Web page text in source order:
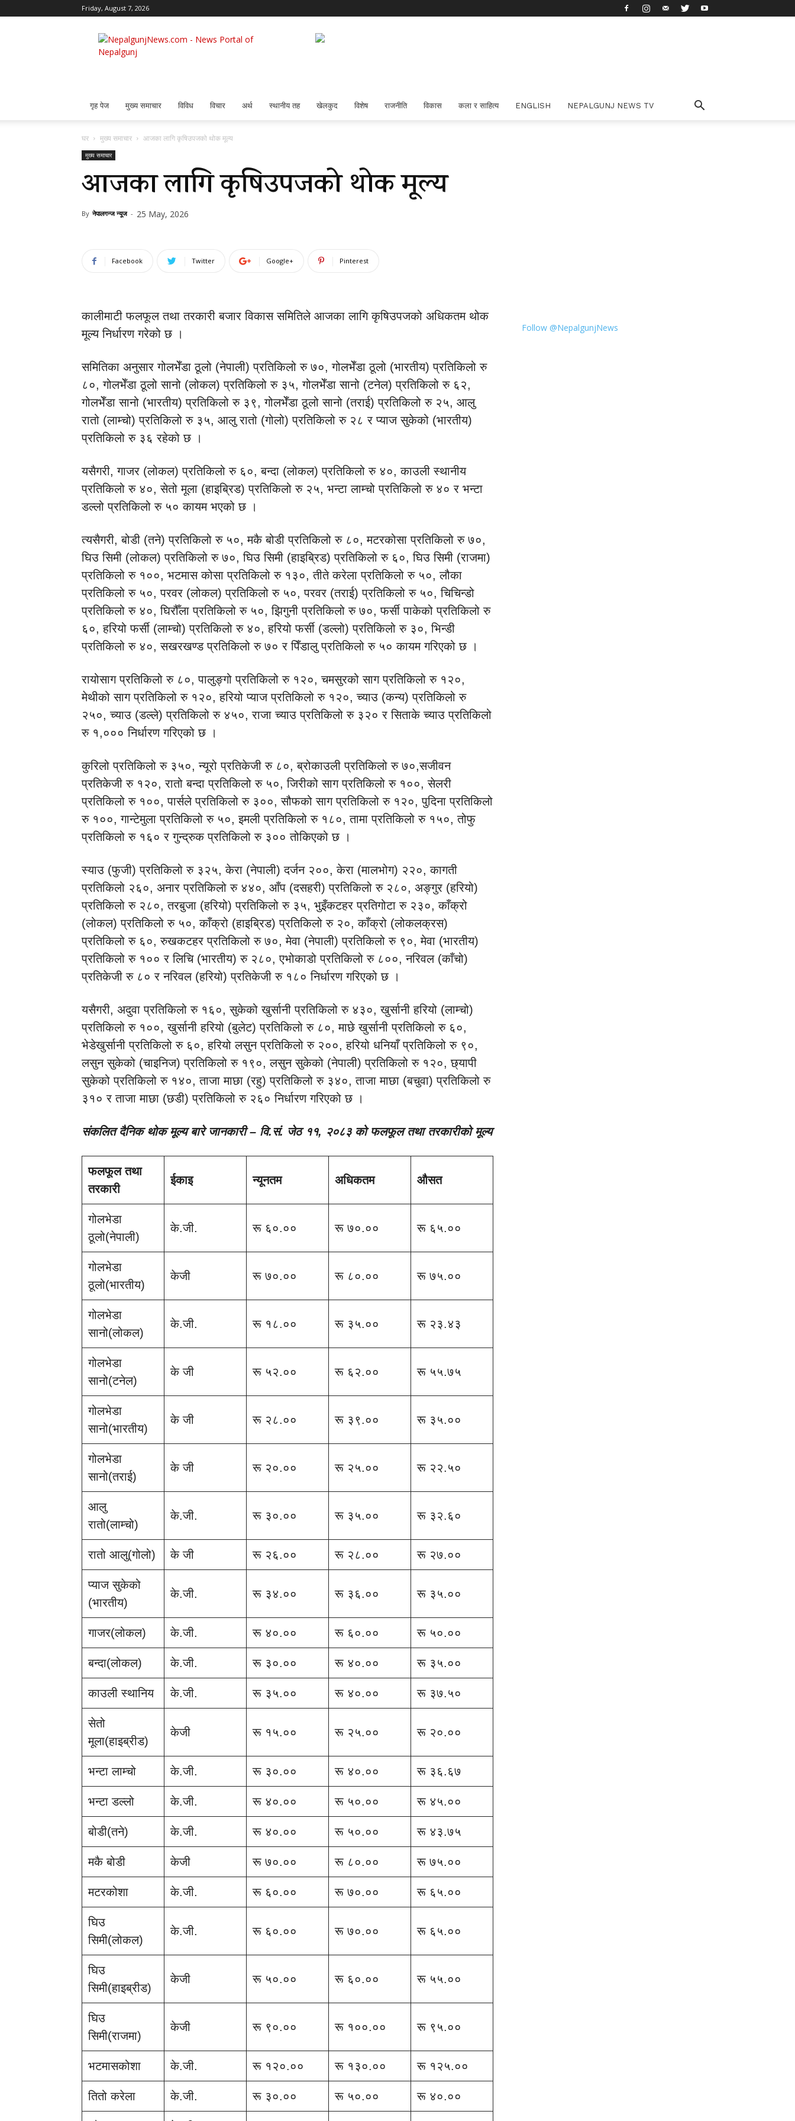
Friday, August 7, 2026
Nepalgunj
News
गृह पेज मुख्य समाचार विविध विचार अर्थ स्थानीय तह खेलकुद विशेष राजनीति विकास कला र साहित्य ENGLISH NEPALGUNJ NEWS TV
घर मुख्य समाचार आजका लागि कृषिउपजको थोक मूल्य
मुख्य समाचार
आजका लागि कृषिउपजको थोक मूल्य
By नेपालगन्ज न्यूज - 25 May, 2026
Facebook Twitter Google+ Pinterest
कालीमाटी फलफूल तथा तरकारी बजार विकास समितिले आजका लागि कृषिउपजको अधिकतम थोक
मूल्य निर्धारण गरेको छ ।
समितिका अनुसार गोलभेँडा ठूलो (नेपाली) प्रतिकिलो रु ७०, गोलभेँडा ठूलो (भारतीय) प्रतिकिलो रु
८०, गोलभेँडा ठूलो सानो (लोकल) प्रतिकिलो रु ३५, गोलभेँडा सानो (टनेल) प्रतिकिलो रु ६२,
गोलभेँडा सानो (भारतीय) प्रतिकिलो रु ३९, गोलभेँडा ठूलो सानो (तराई) प्रतिकिलो रु २५, आलु
रातो (लाम्चो) प्रतिकिलो रु ३५, आलु रातो (गोलो) प्रतिकिलो रु २८ र प्याज सुकेको (भारतीय)
प्रतिकिलो रु ३६ रहेको छ ।
यसैगरी, गाजर (लोकल) प्रतिकिलो रु ६०, बन्दा (लोकल) प्रतिकिलो रु ४०, काउली स्थानीय
प्रतिकिलो रु ४०, सेतो मूला (हाइब्रिड) प्रतिकिलो रु २५, भन्टा लाम्चो प्रतिकिलो रु ४० र भन्टा
डल्लो प्रतिकिलो रु ५० कायम भएको छ ।
त्यसैगरी, बोडी (तने) प्रतिकिलो रु ५०, मकै बोडी प्रतिकिलो रु ८०, मटरकोसा प्रतिकिलो रु ७०,
घिउ सिमी (लोकल) प्रतिकिलो रु ७०, घिउ सिमी (हाइब्रिड) प्रतिकिलो रु ६०, घिउ सिमी (राजमा)
प्रतिकिलो रु १००, भटमास कोसा प्रतिकिलो रु १३०, तीते करेला प्रतिकिलो रु ५०, लौका
प्रतिकिलो रु ५०, परवर (लोकल) प्रतिकिलो रु ५०, परवर (तराई) प्रतिकिलो रु ५०, चिचिन्डो
प्रतिकिलो रु ४०, घिरौँला प्रतिकिलो रु ५०, झिगुनी प्रतिकिलो रु ७०, फर्सी पाकेको प्रतिकिलो रु
६०, हरियो फर्सी (लाम्चो) प्रतिकिलो रु ४०, हरियो फर्सी (डल्लो) प्रतिकिलो रु ३०, भिन्डी
प्रतिकिलो रु ४०, सखरखण्ड प्रतिकिलो रु ७० र पिँडालु प्रतिकिलो रु ५० कायम गरिएको छ ।
रायोसाग प्रतिकिलो रु ८०, पालुङ्गो प्रतिकिलो रु १२०, चमसुरको साग प्रतिकिलो रु १२०,
मेथीको साग प्रतिकिलो रु १२०, हरियो प्याज प्रतिकिलो रु १२०, च्याउ (कन्य) प्रतिकिलो रु
२५०, च्याउ (डल्ले) प्रतिकिलो रु ४५०, राजा च्याउ प्रतिकिलो रु ३२० र सिताके च्याउ प्रतिकिलो
रु १,००० निर्धारण गरिएको छ ।
कुरिलो प्रतिकिलो रु ३५०, न्यूरो प्रतिकेजी रु ८०, ब्रोकाउली प्रतिकिलो रु ७०,सजीवन
प्रतिकेजी रु १२०, रातो बन्दा प्रतिकिलो रु ५०, जिरीको साग प्रतिकिलो रु १००, सेलरी
प्रतिकिलो रु १००, पार्सले प्रतिकिलो रु ३००, सौफको साग प्रतिकिलो रु १२०, पुदिना प्रतिकिलो
रु १००, गान्टेमुला प्रतिकिलो रु ५०, इमली प्रतिकिलो रु १८०, तामा प्रतिकिलो रु १५०, तोफु
प्रतिकिलो रु १६० र गुन्द्रुक प्रतिकिलो रु ३०० तोकिएको छ ।
स्याउ (फुजी) प्रतिकिलो रु ३२५, केरा (नेपाली) दर्जन २००, केरा (मालभोग) २२०, कागती
प्रतिकिलो २६०, अनार प्रतिकिलो रु ४४०, आँप (दसहरी) प्रतिकिलो रु २८०, अङ्गुर (हरियो)
प्रतिकिलो रु २८०, तरबुजा (हरियो) प्रतिकिलो रु ३५, भुइँकटहर प्रतिगोटा रु २३०, काँक्रो
(लोकल) प्रतिकिलो रु ५०, काँक्रो (हाइब्रिड) प्रतिकिलो रु २०, काँक्रो (लोकलक्रस)
प्रतिकिलो रु ६०, रुखकटहर प्रतिकिलो रु ७०, मेवा (नेपाली) प्रतिकिलो रु ९०, मेवा (भारतीय)
प्रतिकिलो रु १०० र लिचि (भारतीय) रु २८०, एभोकाडो प्रतिकिलो रु ८००, नरिवल (काँचो)
प्रतिकेजी रु ८० र नरिवल (हरियो) प्रतिकेजी रु १८० निर्धारण गरिएको छ ।
यसैगरी, अदुवा प्रतिकिलो रु १६०, सुकेको खुर्सानी प्रतिकिलो रु ४३०, खुर्सानी हरियो (लाम्चो)
प्रतिकिलो रु १००, खुर्सानी हरियो (बुलेट) प्रतिकिलो रु ८०, माछे खुर्सानी प्रतिकिलो रु ६०,
भेडेखुर्सानी प्रतिकिलो रु ६०, हरियो लसुन प्रतिकिलो रु २००, हरियो धनियाँ प्रतिकिलो रु ९०,
लसुन सुकेको (चाइनिज) प्रतिकिलो रु १९०, लसुन सुकेको (नेपाली) प्रतिकिलो रु १२०, छ्यापी
सुकेको प्रतिकिलो रु १४०, ताजा माछा (रहु) प्रतिकिलो रु ३४०, ताजा माछा (बचुवा) प्रतिकिलो रु
३१० र ताजा माछा (छडी) प्रतिकिलो रु २६० निर्धारण गरिएको छ ।
संकलित दैनिक थोक मूल्य बारे जानकारी – वि.सं. जेठ ११, २०८३ को फलफूल तथा तरकारीको मूल्य
फलफूल तथा
तरकारी
ईकाइ न्यूनतम अधिकतम औसत
गोलभेडा
ठूलो(नेपाली)
के.जी. रू ६०.०० रू ७०.०० रू ६५.००
गोलभेडा
ठूलो(भारतीय)
केजी रू ७०.०० रू ८०.०० रू ७५.००
गोलभेडा
सानो(लोकल)
के.जी. रू १८.०० रू ३५.०० रू २३.४३
गोलभेडा
सानो(टनेल)
के जी रू ५२.०० रू ६२.०० रू ५५.७५
गोलभेडा
सानो(भारतीय)
के जी रू २८.०० रू ३९.०० रू ३५.००
गोलभेडा
सानो(तराई)
के जी रू २०.०० रू २५.०० रू २२.५०
आलु
रातो(लाम्चो)
के.जी. रू ३०.०० रू ३५.०० रू ३२.६०
रातो आलु(गोलो) के जी रू २६.०० रू २८.०० रू २७.००
प्याज सुकेको
(भारतीय)
के.जी. रू ३४.०० रू ३६.०० रू ३५.००
गाजर(लोकल) के.जी. रू ४०.०० रू ६०.०० रू ५०.००
बन्दा(लोकल) के.जी. रू ३०.०० रू ४०.०० रू ३५.००
काउली स्थानिय के.जी. रू ३५.०० रू ४०.०० रू ३७.५०
सेतो
मूला(हाइब्रीड)
केजी रू १५.०० रू २५.०० रू २०.००
भन्टा लाम्चो के.जी. रू ३०.०० रू ४०.०० रू ३६.६७
भन्टा डल्लो के.जी. रू ४०.०० रू ५०.०० रू ४५.००
बोडी(तने) के.जी. रू ४०.०० रू ५०.०० रू ४३.७५
मकै बोडी केजी रू ७०.०० रू ८०.०० रू ७५.००
मटरकोशा के.जी. रू ६०.०० रू ७०.०० रू ६५.००
घिउ
सिमी(लोकल)
के.जी. रू ६०.०० रू ७०.०० रू ६५.००
घिउ
सिमी(हाइब्रीड)
केजी रू ५०.०० रू ६०.०० रू ५५.००
घिउ
सिमी(राजमा)
केजी रू ९०.०० रू १००.०० रू ९५.००
भटमासकोशा के.जी. रू १२०.०० रू १३०.०० रू १२५.००
तितो करेला के.जी. रू ३०.०० रू ५०.०० रू ४०.००
Follow @NepalgunjNews